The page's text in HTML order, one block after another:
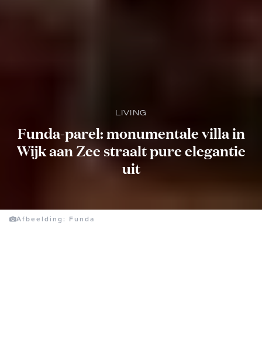
LIVING
Funda-parel: monumentale villa in
Wijk aan Zee straalt pure elegantie
uit
Afbeelding: Funda